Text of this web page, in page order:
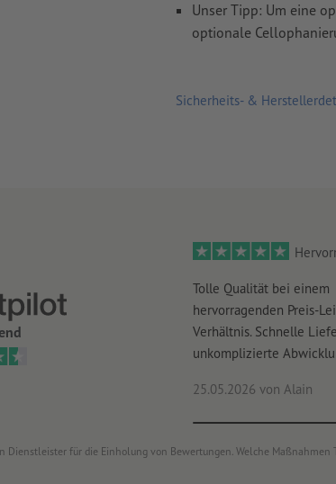
Unser Tipp: Um eine
optionale
Sicherheits- &
Tolle Qualität bei einem
hervorragenden Preis-
Verhältnis. Schnelle
unkomplizierte
25.05.2026 von Alain
Dienstleister für die Einholung von Bewertungen. Welche